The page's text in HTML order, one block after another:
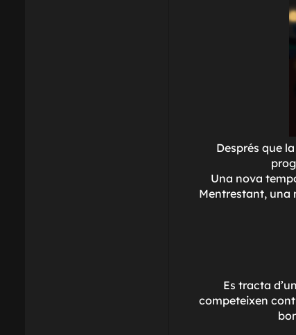
Després que
Una nova
Mentrestant, una
Es tracta
competeixen